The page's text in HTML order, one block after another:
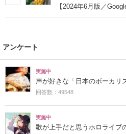
【2024年6月版／
アンケート
実施中
声が好きな「日本のボーカリ
回答数：49548
実施中
歌が上手だと思うホロライブ